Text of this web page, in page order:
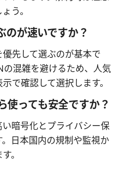
う。
のが速いですか？
先して選ぶのが基本で
の混雑を避けるため、人気
で確認して選択します。
使っても安全ですか？
暗号化とプライバシー保
日本国内の規制や監視か
。